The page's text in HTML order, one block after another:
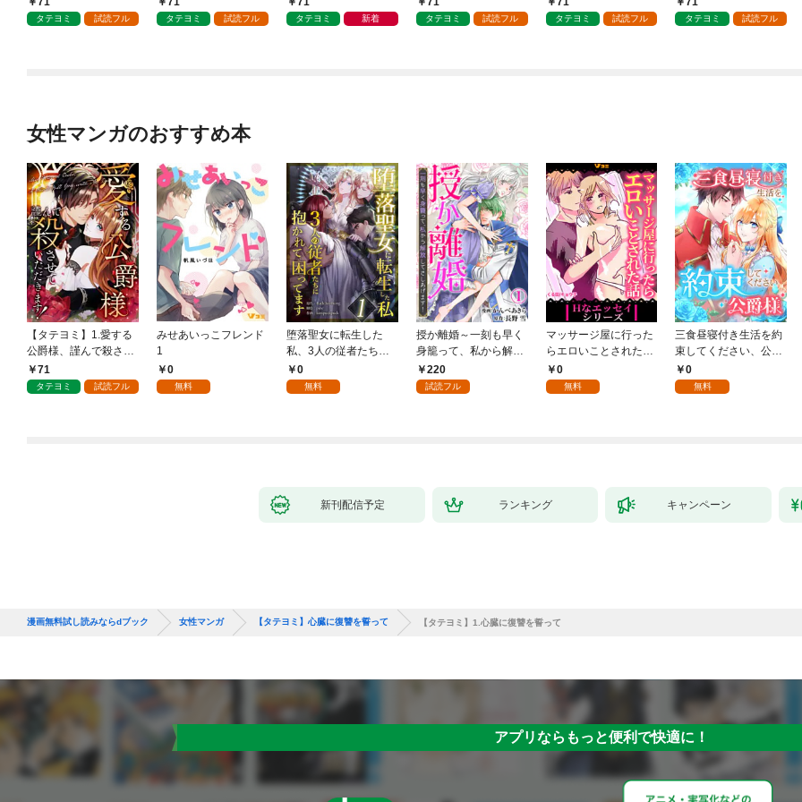
タテヨミ 試読フル タテヨミ 試読フル タテヨミ 新着 タテヨミ 試読フル タテヨミ 試読フル タテヨミ 試読フル
女性マンガのおすすめ本
【タテヨミ】1.愛する
公爵様、謹んで殺させ
ていただきます！
71
タテヨミ 試読フル
みせあいっこフレンド
1
0
無料
堕落聖女に転生した
私、3人の従者たちに
抱かれて困ってます 第
1話
0
無料
授か離婚～一刻も早く
身籠って、私から解放
してさしあげます！1
220
試読フル
マッサージ屋に行った
らエロいことされた話
1 0
無料
三食昼寝付き生活を約
束してください、公爵
様 1話
0
無料
新刊配信予定 ランキング キャンペーン
漫画無料試し読みならdブック 女性マンガ 【タテヨミ】心臓に復讐を誓って 【タテヨミ】1.心臓に復讐を誓って
アプリならもっと便利で快適に！